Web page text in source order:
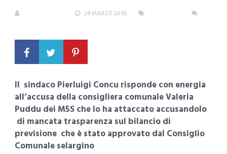
24 MARZO 2018
Il sindaco Pierluigi Concu risponde con energia
all’accusa della consigliera comunale Valeria
Puddu dei M5S che lo ha attaccato accusandolo
di mancata trasparenza sul bilancio di
previsione che è stato approvato dal Consiglio
Comunale selargino